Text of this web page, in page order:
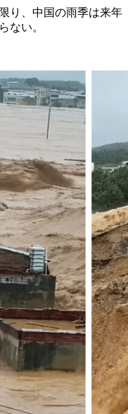
り、中国の雨季は来年
ない。